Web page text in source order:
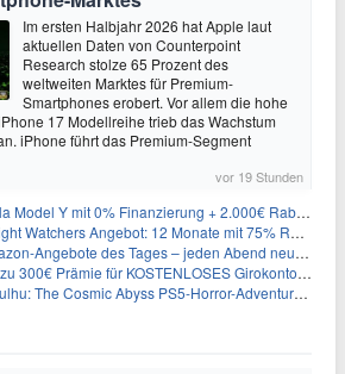
Im ersten Halbjahr 2026 hat Apple laut
aktuellen Daten von Counterpoint
Research stolze 65 Prozent des
weltweiten Marktes für Premium-
Smartphones erobert. Vor allem die hohe
17 Modellreihe trieb das Wachstum
iPhone führt das Premium-Segment
vor 19 Stunden
Model Y mit 0% Finanzierung + 2.000€ Rabatt für 38.970€
Watchers Angebot: 12 Monate mit 75% Rabatt ab 6,25€/Monat
Angebote des Tages – jeden Abend neue Deals zum Stöbern
Prämie für KOSTENLOSES Girokonto bei der Santander – 50€ schon nach 1 Woche!
The Cosmic Abyss PS5-Horror-Adventure für 27,99€